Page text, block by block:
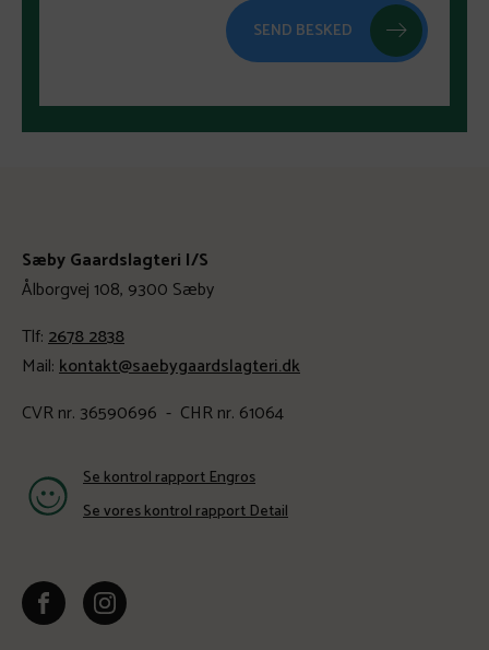
SEND BESKED
Sæby Gaardslagteri I/S
Ålborgvej 108, 9300 Sæby
Tlf:2678 2838
Mail:kontakt@saebygaardslagteri.dk
CVR nr. 36590696 - CHR nr. 61064
Se kontrol rapport Engros
Se vores kontrol rapport Detail